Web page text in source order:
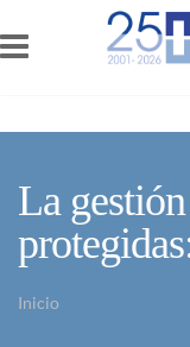
Pasar al contenido
La
Inicio